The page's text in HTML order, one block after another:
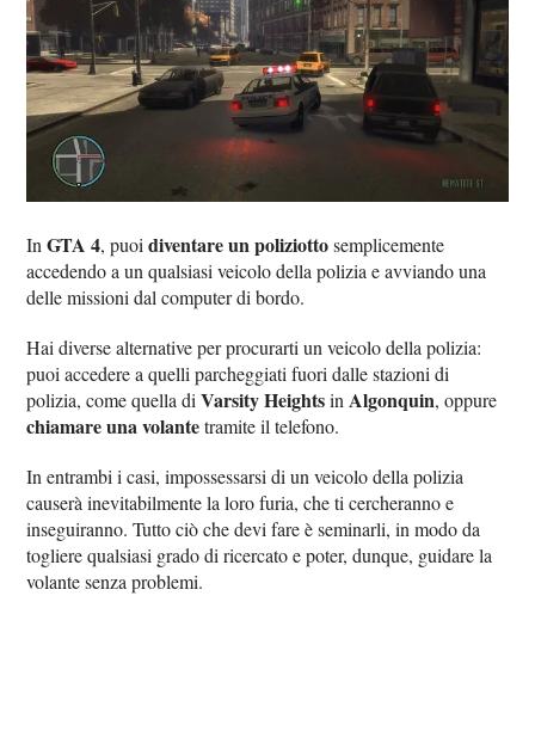
InGTA 4, puoidiventare un poliziottosemplicemente
accedendo a un qualsiasi veicolo della polizia e avviando una
delle missioni dal computer di bordo.
Hai diverse alternative per procurarti un veicolo della polizia:
puoi accedere a quelli parcheggiati fuori dalle stazioni di
polizia, come quella diVarsity HeightsinAlgonquin, oppure
chiamare una volantetramite il telefono.
In entrambi i casi, impossessarsi di un veicolo della polizia
causerà inevitabilmente la loro furia, che ti cercheranno e
inseguiranno. Tutto ciò che devi fare è seminarli, in modo da
togliere qualsiasi grado di ricercato e poter, dunque, guidare la
volante senza problemi.